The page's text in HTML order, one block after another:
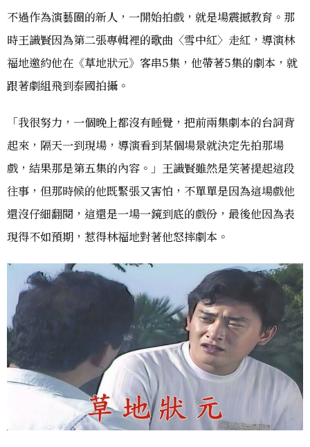
不過作為演藝圈的新人，一開始拍戲，就是場震撼教育。那
時王識賢因為第二張專輯裡的歌曲〈雪中紅〉走紅，導演林
福地邀約他在《草地狀元》客串5集，他帶著5集的劇本，就
跟著劇組飛到泰國拍攝。
「我很努力，一個晚上都沒有睡覺，把前兩集劇本的台詞背
起來，隔天一到現場，導演看到某個場景就決定先拍那場
戲，結果那是第五集的內容。」王識賢雖然是笑著提起這段
往事，但那時候的他既緊張又害怕，不單單是因為這場戲他
還沒仔細翻閱，這還是一場一鏡到底的戲份，最後他因為表
現得不如預期，惹得林福地對著他怒摔劇本。